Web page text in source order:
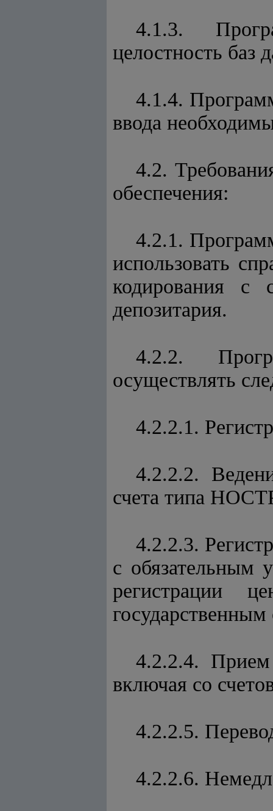
4.1.3.
целостность баз
4.1.4.
ввода
4.2.
обеспечения:
4.2.1.
использовать
кодирования с
депозитария.
4.2.2.
осуществлять
4.2.2.1.
4.2.2.2.
счета типа
4.2.2.3.
с обязательным
регистрации
4.2.2.4.
включая со
4.2.2.5.
4.2.2.6.